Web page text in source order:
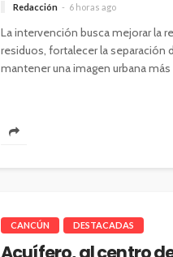
Redacción 6 horas ago
La intervención busca mejorar la
residuos, fortalecer la separación
mantener una imagen urbana más
CANCÚN DESTACADAS